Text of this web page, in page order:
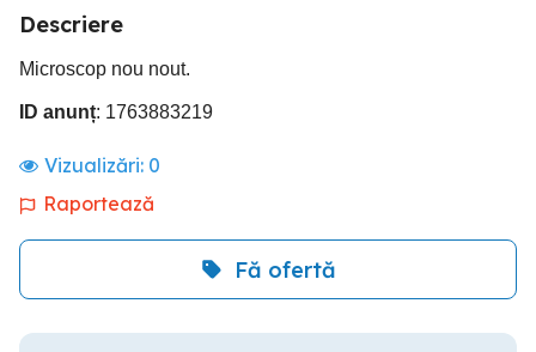
Descriere
Microscop nou nout.
ID anunț: 1763883219
Vizualizări: 0
Raportează
Fă ofertă